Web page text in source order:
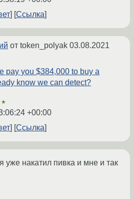
Ссылка
от token_polyak 03.08.2021
pay you $384,000 to buy a
know we can detect?
+00:00
Ссылка
уже накатил пивка и мне и так